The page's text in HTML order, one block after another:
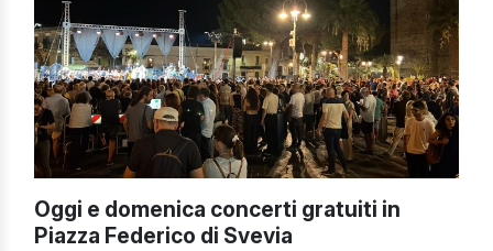
Oggi e domenica concerti gratuiti in
Piazza Federico di Svevia